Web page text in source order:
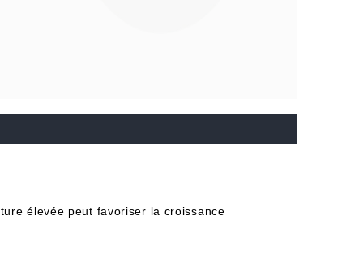
élevée peut favoriser la croissance